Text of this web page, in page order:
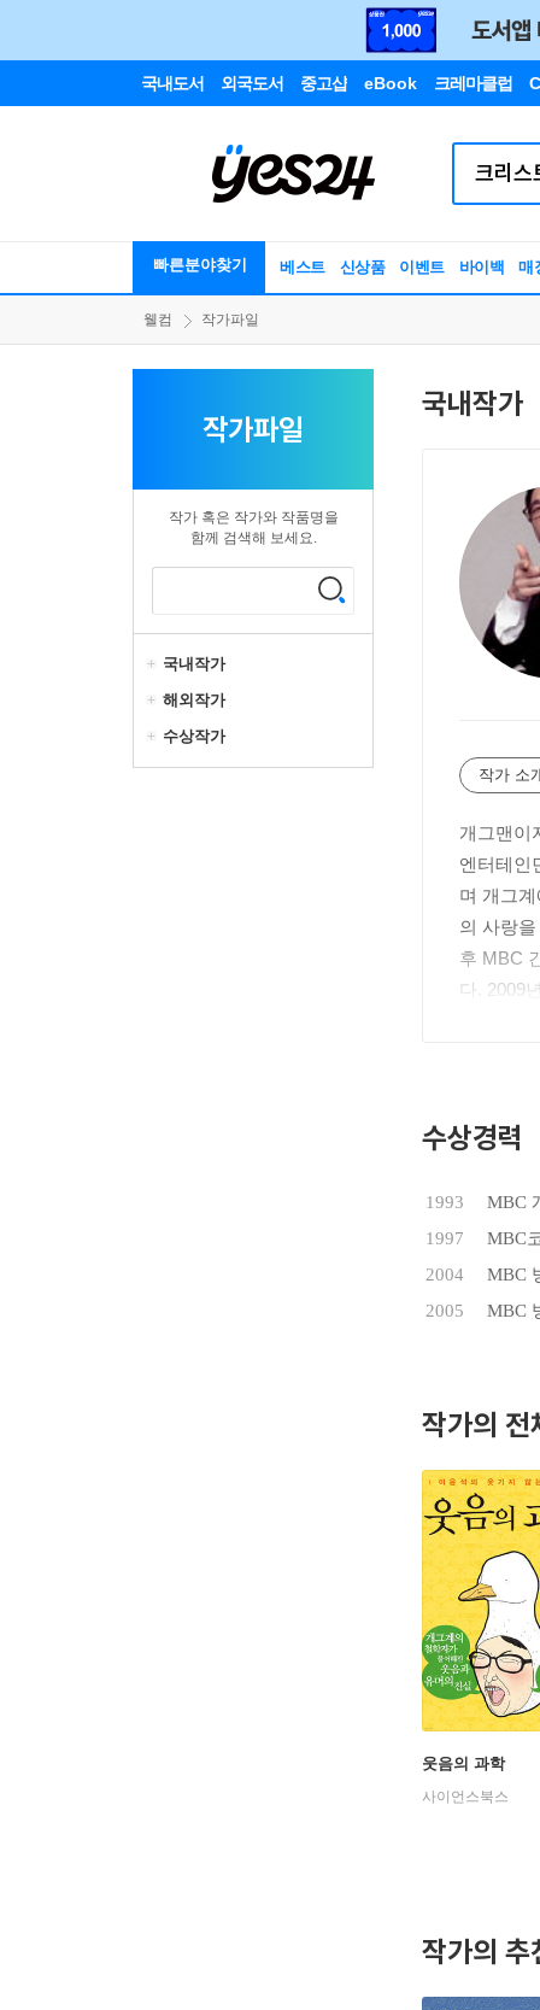
국내도서 외국도서 중고샵 eBook 크레마클럽
빠른분야찾기 베스트 신상품 이벤트 바이백 매
웰컴 작가파일
작가파일
작가 혹은 작가와 작품명을
함께 검색해 보세요.
국내작가
해외작가
수상작가
국내작가
작가 소
개그맨이
엔터테인
며 개그
의 사랑
후 MBC
다. 2009
수상경력
1993
MBC
1997
MBC
2004
MBC
2005
MBC
작가의 전
웃음의 과학
사이언스북스
작가의 추